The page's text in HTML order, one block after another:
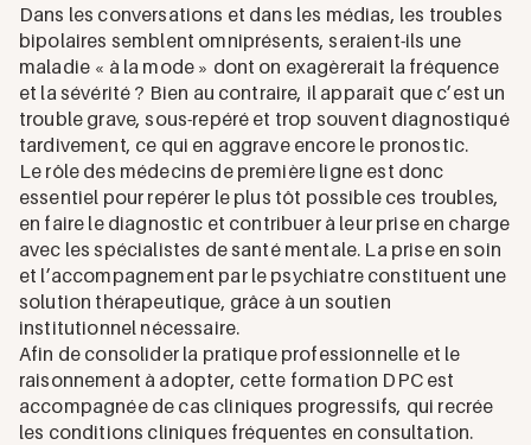
Dans les conversations et dans les médias, les troubles
bipolaires semblent omniprésents, seraient-ils une
maladie « à la mode » dont on exagèrerait la fréquence
et la sévérité ? Bien au contraire, il apparaît que c’est un
trouble grave, sous-repéré et trop souvent diagnostiqué
tardivement, ce qui en aggrave encore le pronostic.
Le rôle des médecins de première ligne est donc
essentiel pour repérer le plus tôt possible ces troubles,
en faire le diagnostic et contribuer à leur prise en charge
avec les spécialistes de santé mentale. La prise en soin
et l’accompagnement par le psychiatre constituent une
solution thérapeutique, grâce à un soutien
institutionnel nécessaire.
Afin de consolider la pratique professionnelle et le
raisonnement à adopter, cette formation DPC est
accompagnée de cas cliniques progressifs, qui recrée
les conditions cliniques fréquentes en consultation.